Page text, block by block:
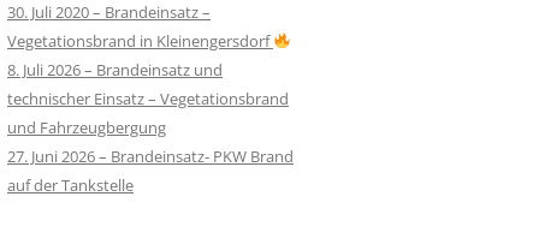
30. Juli 2020 – Brandeinsatz –
Vegetationsbrand in Kleinengersdorf
8. Juli 2026 – Brandeinsatz und
technischer Einsatz – Vegetationsbrand
und Fahrzeugbergung
27. Juni 2026 – Brandeinsatz- PKW Brand
auf der Tankstelle